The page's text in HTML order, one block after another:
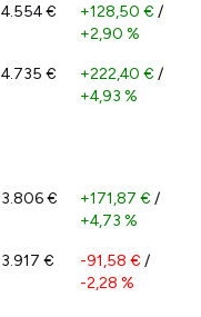
4.554 € +128,50 € /
+2,90 %
4.735 € +222,40 € /
+4,93 %
3.806 € +171,87 € /
+4,73 %
3.917 € -91,58 € /
-2,28 %